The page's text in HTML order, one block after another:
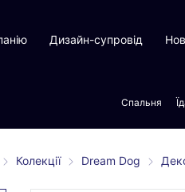
Дизайн-супровід
Спальня
Колекції Dream Dog